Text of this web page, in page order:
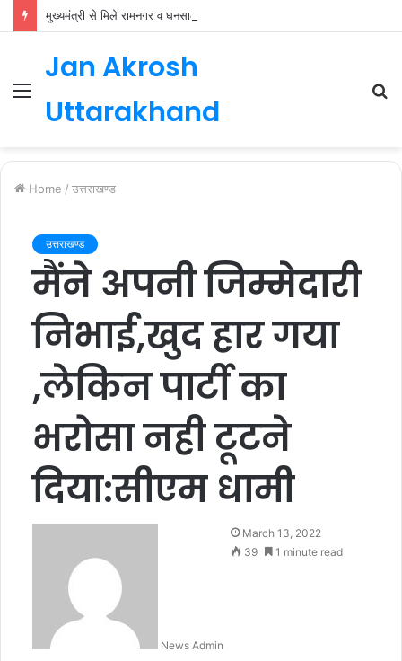
Menu
Jan Akrosh
Uttarakhand
Home / उत्तराखण्ड
उत्तराखण्ड
मैंने अपनी जिम्मेदारी
निभाई,खुद हार गया
,लेकिन पार्टी का
भरोसा नही टूटने
दिया:सीएम धामी
News Admin
March 13, 2022
39
1 minute read